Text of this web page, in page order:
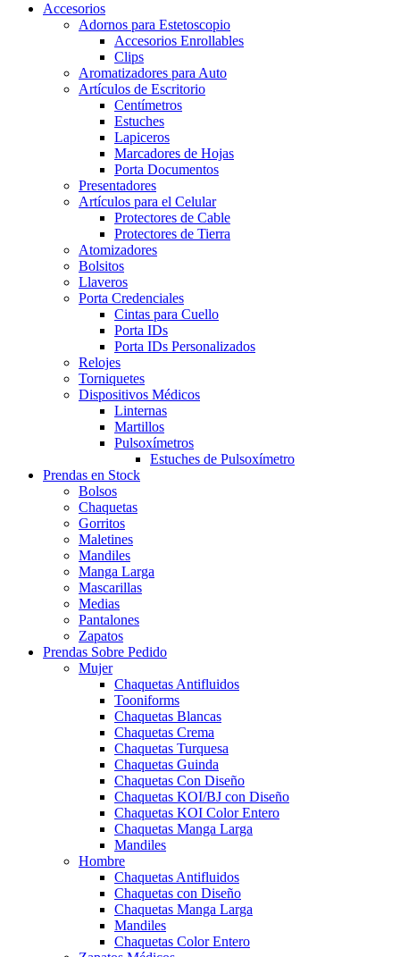
Accesorios
Adornos para Estetoscopio
Accesorios Enrollables
Clips
Aromatizadores para Auto
Artículos de Escritorio
Centímetros
Estuches
Lapiceros
Marcadores de Hojas
Porta Documentos
Presentadores
Artículos para el Celular
Protectores de Cable
Protectores de Tierra
Atomizadores
Bolsitos
Llaveros
Porta Credenciales
Cintas para Cuello
Porta IDs
Porta IDs Personalizados
Relojes
Torniquetes
Dispositivos Médicos
Linternas
Martillos
Pulsoxímetros
Estuches de Pulsoxímetro
Prendas en Stock
Bolsos
Chaquetas
Gorritos
Maletines
Mandiles
Manga Larga
Mascarillas
Medias
Pantalones
Zapatos
Prendas Sobre Pedido
Mujer
Chaquetas Antifluidos
Tooniforms
Chaquetas Blancas
Chaquetas Crema
Chaquetas Turquesa
Chaquetas Guinda
Chaquetas Con Diseño
Chaquetas KOI/BJ con Diseño
Chaquetas KOI Color Entero
Chaquetas Manga Larga
Mandiles
Hombre
Chaquetas Antifluidos
Chaquetas con Diseño
Chaquetas Manga Larga
Mandiles
Chaquetas Color Entero